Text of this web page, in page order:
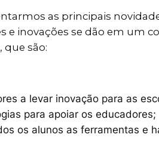
as principais
e inovações se dão em um
que são:
a levar inovação para as
para apoiar os educadores;
os alunos as ferramentas e